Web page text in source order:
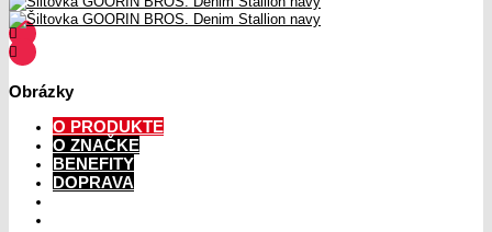
Obrázky
O PRODUKTE
O ZNAČKE
BENEFITY
DOPRAVA